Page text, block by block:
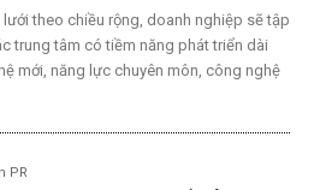
theo chiều rộng, doanh nghiệp sẽ tập
trung tâm có tiềm năng phát triển dài
mới, năng lực chuyên môn, công nghệ
PR